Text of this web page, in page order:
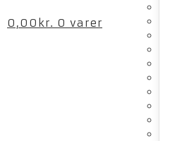
0,00 kr. 0 varer